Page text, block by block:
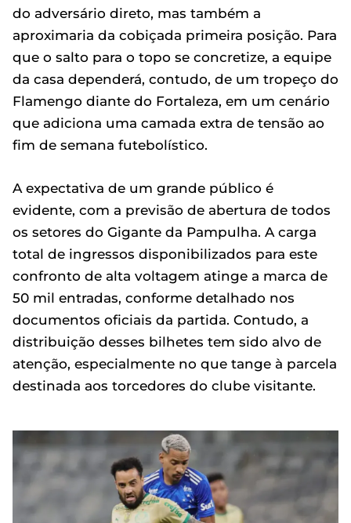
do adversário direto, mas também a
aproximaria da cobiçada primeira posição. Para
que o salto para o topo se concretize, a equipe
da casa dependerá, contudo, de um tropeço do
Flamengo diante do Fortaleza, em um cenário
que adiciona uma camada extra de tensão ao
fim de semana futebolístico.
A expectativa de um grande público é
evidente, com a previsão de abertura de todos
os setores do Gigante da Pampulha. A carga
total de ingressos disponibilizados para este
confronto de alta voltagem atinge a marca de
50 mil entradas, conforme detalhado nos
documentos oficiais da partida. Contudo, a
distribuição desses bilhetes tem sido alvo de
atenção, especialmente no que tange à parcela
destinada aos torcedores do clube visitante.